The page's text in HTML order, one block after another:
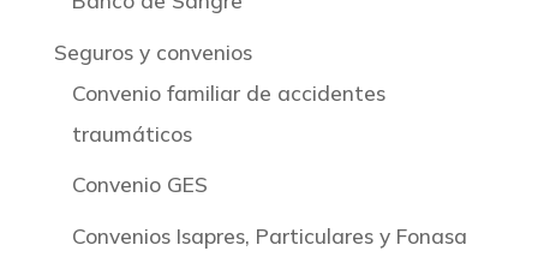
Seguros y convenios
Convenio familiar de accidentes
traumáticos
Convenio GES
Convenios Isapres, Particulares y Fonasa